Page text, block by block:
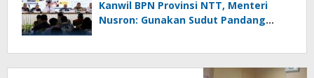
Kanwil BPN Provinsi NTT, Menteri
Nusron: Gunakan Sudut Pandang